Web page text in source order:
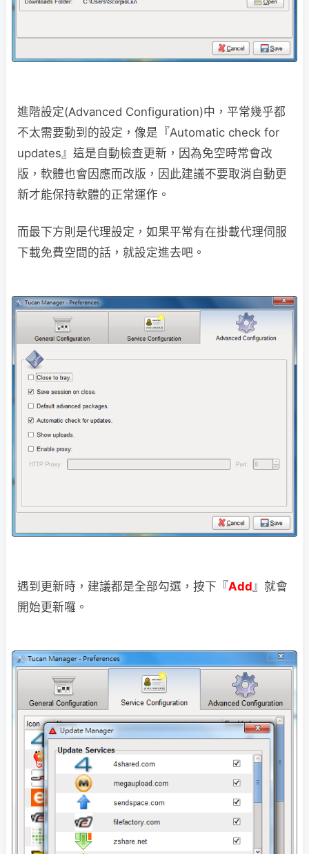
進階設定(Advanced Configuration)中，平常幾乎都
不太需要動到的設定，像是『Automatic check for
updates』這是自動檢查更新，因為免空時常會改
版，軟體也會因應而改版，因此建議不要取消自動更
新才能保持軟體的正常運作。
而最下方則是代理設定，如果平常有在掛載代理伺服
下載免費空間的話，就設定進去吧。
遇到更新時，建議都是全部勾選，按下『Add 』就會
開始更新囉。